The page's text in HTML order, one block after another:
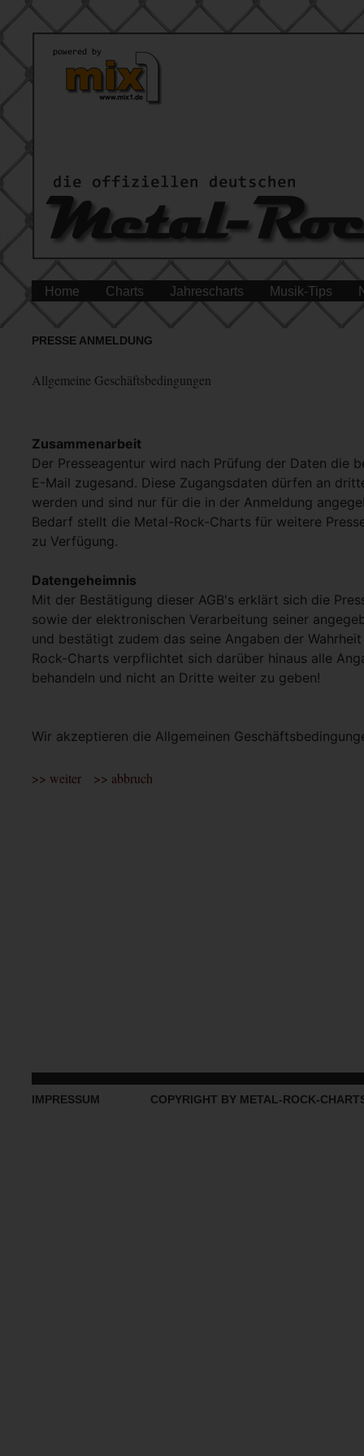
Home Charts Jahrescharts Musik-Tips
PRESSE ANMELDUNG
Allgemeine Geschäftsbedingungen
Zusammenarbeit
Der Presseagentur wird nach Prüfung der Daten die
E-Mail zugesand. Diese Zugangsdaten dürfen an
werden und sind nur für die in der Anmeldung
Bedarf stellt die Metal-Rock-Charts für weitere
zu Verfügung.
Datengeheimnis
Mit der Bestätigung dieser AGB's erklärt sich die
sowie der elektronischen Verarbeitung seiner
und bestätigt zudem das seine Angaben der
Rock-Charts verpflichtet sich darüber hinaus alle
behandeln und nicht an Dritte weiter zu geben!
Wir akzeptieren die Allgemeinen
IMPRESSUM COPYRIGHT BY METAL-ROCK-